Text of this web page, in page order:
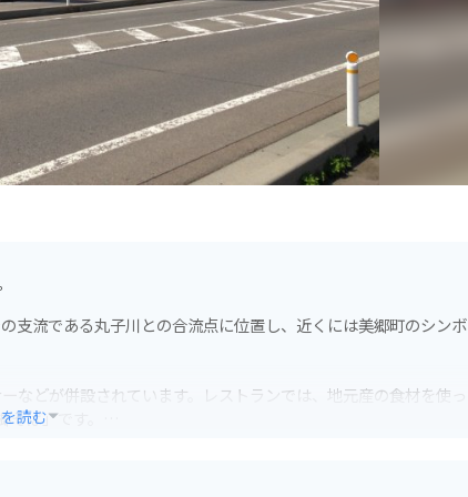
支流である丸子川との合流点に位置し、近くには美郷町のシンボ
どが併設されています。レストランでは、地元産の食材を使っ
ば」です。
読む